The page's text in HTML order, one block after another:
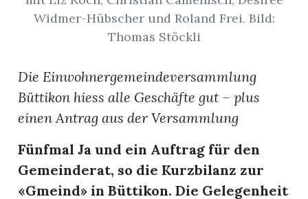
Widmer-Hübscher und Roland Frei. Bild:
Thomas Stöckli
Die Einwohnergemeindeversammlung
Büttikon hiess alle Geschäfte gut – plus
einen Antrag aus der Versammlung
Fünfmal Ja und ein Auftrag für den
Gemeinderat, so die Kurzbilanz zur
«Gmeind» in Büttikon. Die Gelegenheit